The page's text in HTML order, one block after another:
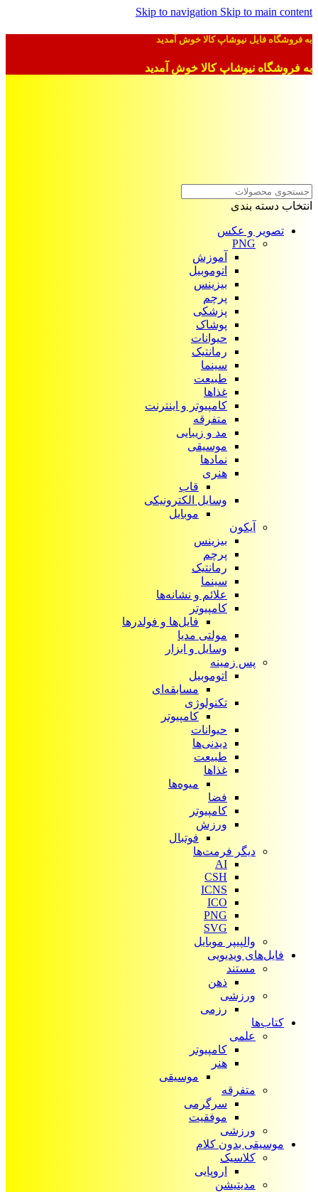
Skip to navigation Skip to main content
به فروشگاه فایل نیوشاپ کالا خوش آمدید
به فروشگاه نیوشاپ کالا خوش آمدید
انتخاب دسته بندی
تصویر و عکس
PNG
آموزش
اتوموبیل
بیزینس
پرچم
پزشکی
پوشاک
حیوانات
رمانتیک
سینما
طبیعت
غذاها
کامپیوتر و اینترنت
متفرقه
مد و زیبایی
موسیقی
نمادها
هنری
قاب
وسایل الکترونیکی
موبایل
آیکون‌
بیزینس
پرچم
رمانتیک
سینما
علائم و نشانه‌ها
کامپیوتر
فایل‌ها و فولدرها
مولتی مدیا
وسایل و ابزار
پس زمینه
اتوموبیل
مسابقه‌ای
تکنولوژی
کامپیوتر
حیوانات
دیدنی‌ها
طبیعت
غذاها
میوه‌ها
فضا
کامپیوتر
ورزش
فوتبال
دیگر فرمت‌ها
AI
CSH
ICNS
ICO
PNG
SVG
والپیپر موبایل
فایل‌های ویدیویی
مستند
ذهن
ورزشی
رزمی
کتاب‌ها
علمی
کامپیوتر
هنر
موسیقی
متفرقه
سرگرمی
موفقیت
ورزشی
موسیقی بدون کلام
کلاسیک
اروپایی
مدیتیشن